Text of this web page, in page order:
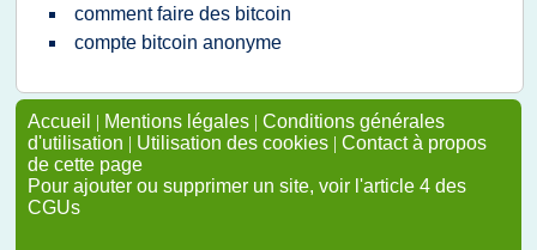
comment faire des bitcoin
compte bitcoin anonyme
Accueil | Mentions légales | Conditions générales
d'utilisation | Utilisation des cookies | Contact à propos
de cette page
Pour ajouter ou supprimer un site, voir l'article 4 des
CGUs